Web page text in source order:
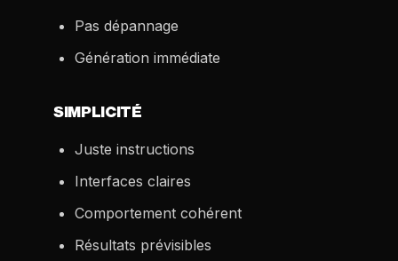
Pas dépannage
Génération immédiate
SIMPLICITÉ
Juste instructions
Interfaces claires
Comportement cohérent
Résultats prévisibles